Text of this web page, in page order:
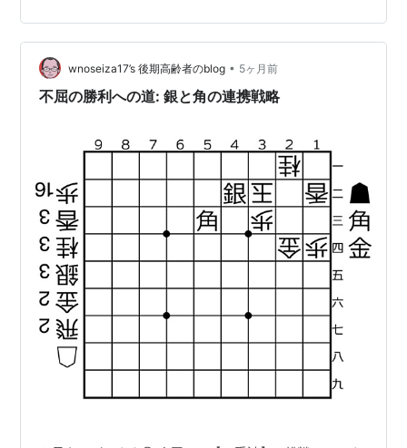
略する。 というかもはや説明は不要だろう。
www.suntory.co.jp 味に関しても今さら感は否めない
が、一応チェックしてみる。 ストレートで。 香りは穏や
か。 ウイスキーらしい穀物香に果実系のニュアンス、奥
wnoseiza17’s 後期高齢者のblog • 5ヶ月前
不屈の勝利への道: 銀と角の連携戦略